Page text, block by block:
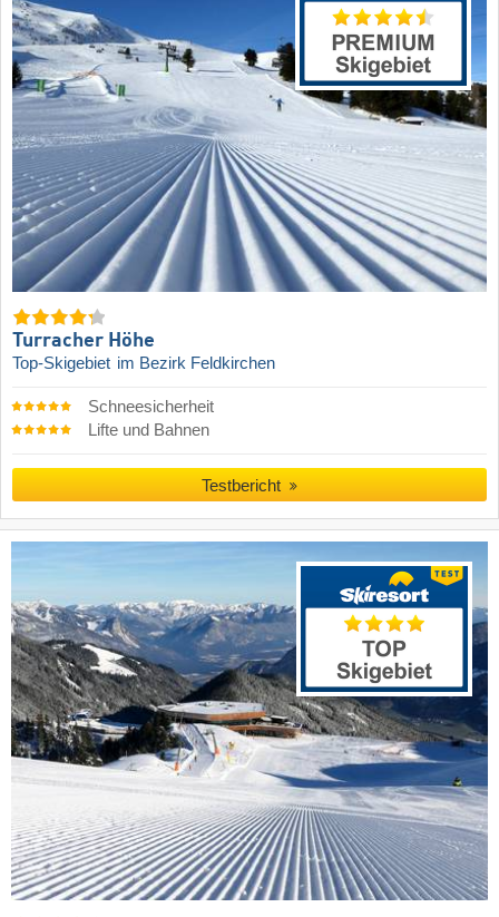
Turracher Höhe
Top-Skigebiet im Bezirk Feldkirchen
Schneesicherheit
Lifte und Bahnen
Testbericht